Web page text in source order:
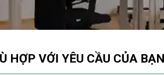
HỢP VỚI YÊU CẦU CỦA BẠN